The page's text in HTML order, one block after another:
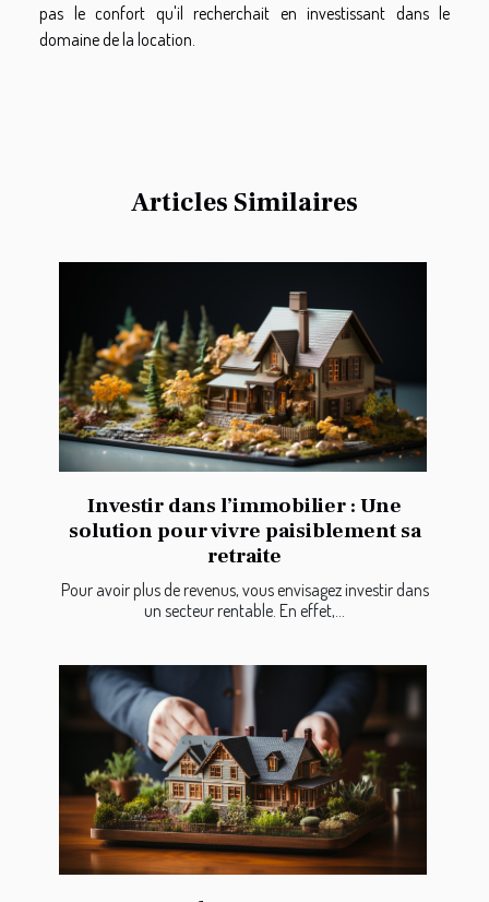
pas le confort qu'il recherchait en investissant dans le
domaine de la location.
Articles Similaires
Investir dans l’immobilier : Une
solution pour vivre paisiblement sa
retraite
Pour avoir plus de revenus, vous envisagez investir dans
un secteur rentable. En effet,...